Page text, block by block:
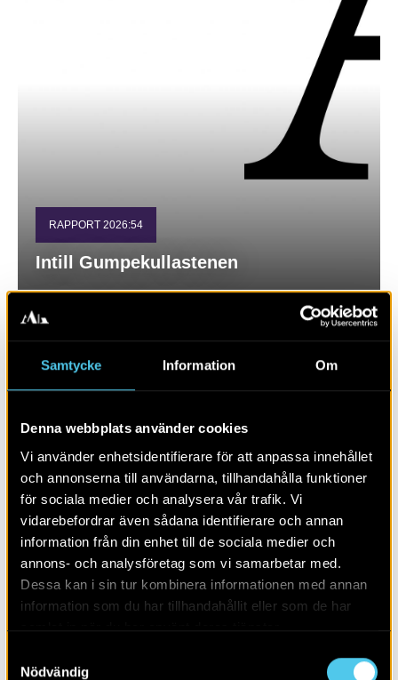
Samtycke Information Om
Denna webbplats använder cookies
Vi använder enhetsidentifierare för att anpassa innehållet
och annonserna till användarna, tillhandahålla funktioner
för sociala medier och analysera vår trafik. Vi
vidarebefordrar även sådana identifierare och annan
information från din enhet till de sociala medier och
annons- och analysföretag som vi samarbetar med.
Dessa kan i sin tur kombinera informationen med annan
information som du har tillhandahållit eller som de har
Nödvändig
RAPPORT 2026:54
Intill Gumpekullastenen
RAPPORT 2026:49
En malmgård med trädgård